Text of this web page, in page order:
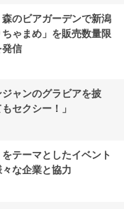
のビアガーデンで新潟
ゃまめ」を販売数量限
発信
ャンのグラビアを披
セクシー！」
テーマとしたイベント
な企業と協力